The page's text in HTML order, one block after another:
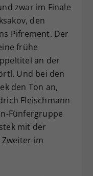
zwar im Finale
den
Pifrement. Der
frühe
an der
Und bei den
den Ton an,
Fleischmann
Fünfergruppe
mit der
im